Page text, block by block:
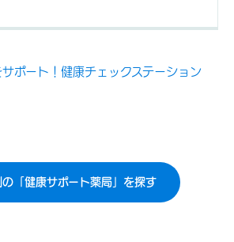
ポート！健康チェックステーション
の「健康サポート薬局」を探す